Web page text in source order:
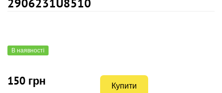
2906231U8510
В наявності
150 грн Купити